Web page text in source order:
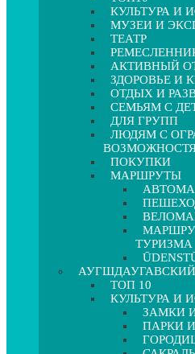
КУЛЬТУРА И
МУЗЕИ И
ТЕАТР
АКТИВНЫЙ
ЗДОРОВЬЕ И
ОТДЫХ И
СЕМЬЯМ С
ДЛЯ ГРУПП
ЛЮДЯМ С
ПОКУПКИ
МАРШРУТЫ
ТУРИЗМА
ТОП 10
КУЛЬТУРА И
ЗАМКИ
ПАРКИ